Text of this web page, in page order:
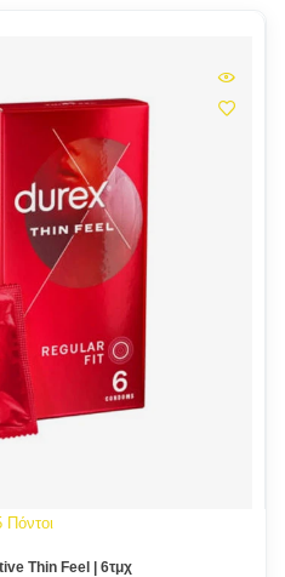
Πόντοι
Thin Feel | 6τμχ